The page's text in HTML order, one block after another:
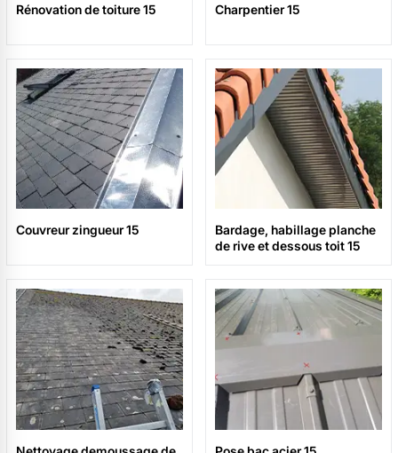
Rénovation de toiture 15 Charpentier 15
Couvreur zingueur 15
Bardage, habillage planche
de rive et dessous toit 15